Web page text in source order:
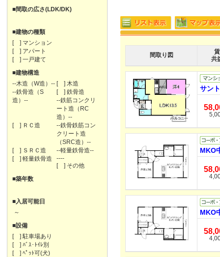
■間取の広さ(LDK/DK)
■建物の種類
[ ] マンション
[ ] アパート
[ ] 一戸建て
■建物構造
--木造（W造）-- [ ] 木造
--鉄骨造（S
造）--
[ ] 鉄骨造
--鉄筋コンクリ
ート造（RC
造）--
[ ] ＲＣ造
--鉄骨鉄筋コン
クリート造
（SRC造）--
[ ] ＳＲＣ造
--軽量鉄骨造--
[ ] 軽量鉄骨造
----
[ ] その他
■築年数
■入居可能日
～
■設備
[ ] 駐車場あり
[ ] ﾊﾞｽ･ﾄｲﾚ別
[ ] ﾍﾟｯﾄ可(犬)
間取り図
共
サン
MKO
MKO